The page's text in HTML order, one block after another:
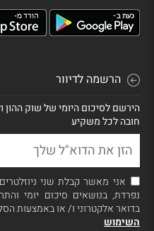
הרשמה לדיוור
הירשם לסיכום היומי של שוק ההון
חובה לכל משקיע
אני מאשר קבלת שני
נפרדת, בנושאים סיכום יומי
בדואר אלקטרוני ו/ או באמצעות
השימוש